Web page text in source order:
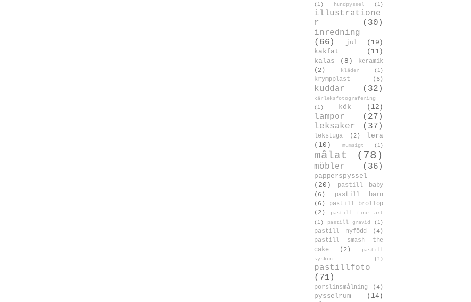
(1)
hundpyssel (1)
illustratione
r
(30)
inredning
(66)
jul
(19)
kakfat
(11)
kalas
(8)
keramik
(2)
kläder (1)
krympplast (6)
kuddar (32)
kärleksfotografering
(1)
kök (12)
lampor
(27)
leksaker
(37)
lekstuga (2)
lera
(10)
mumsigt (1)
målat (78)
möbler (36)
papperspyssel
(20)
pastill baby
(6)
pastill barn
(6)
pastill bröllop
(2)
pastill fine art
(1)
pastill gravid (1)
pastill nyfödd
(4)
pastill smash the
cake
(2)
pastill
syskon
(1)
pastillfoto
(71)
porslinsmålning (4)
pysselrum
(14)